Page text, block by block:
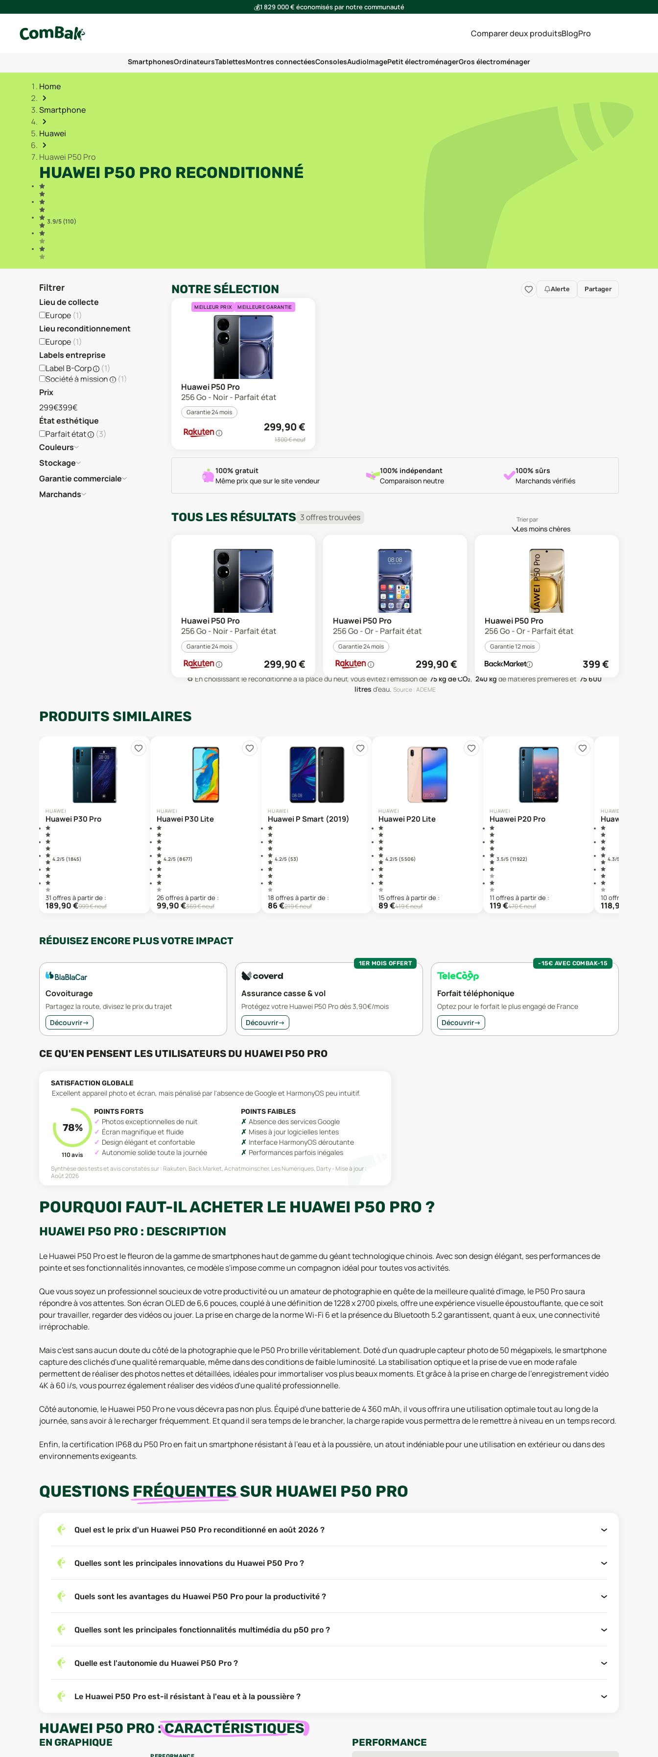
💰1 829 000 € économisés par notre communauté
Comparer deux produitsBlogPro
SmartphonesOrdinateursTablettesMontres connectéesConsolesAudioImagePetit électroménagerGros électroménager
Home
Smartphone
Huawei
Huawei P50 Pro
HUAWEI P50 PRO RECONDITIONNÉ
3.9/5 (110)
Filtrer
Lieu de collecte
Europe (1)
Lieu reconditionnement
Europe (1)
Labels entreprise
Label B-Corp
(1)
Société à mission
(1)
Prix
299€399€
État esthétique
Parfait état
(3)
Couleurs
Stockage
Garantie commerciale
Marchands
NOTRE SÉLECTION Alerte Partager
MEILLEUR PRIX MEILLEURE GARANTIE
Huawei P50 Pro
256 Go - Noir - Parfait état
Garantie 24 mois
299,90€
1300€ neuf
100% gratuit
Même prix que sur le site vendeur
100% indépendant
Comparaison neutre
100% sûrs
Marchands vérifiés
TOUS LES RÉSULTATS 3offrestrouvées Trier par
Les moins chères
Huawei P50 Pro
256 Go - Noir - Parfait état
Garantie 24 mois
299,90€
Huawei P50 Pro
256 Go - Or - Parfait état
Garantie 24 mois
299,90€
Huawei P50 Pro
256 Go - Or - Parfait état
Garantie 12 mois
399€
♻️ En choisissant le reconditionné à la place du neuf, vous évitez l'émission de 75 kg de CO₂, 240 kg de matières premièreset 75 600
litres d'eau. Source : ADEME
PRODUITS SIMILAIRES
HUAWEI
Huawei P30 Pro
4.2/5 (1 845)
31 offresà partir de :
189,90€999€ neuf
HUAWEI
Huawei P30 Lite
4.2/5 (8 677)
26offresà partir de :
99,90€369€ neuf
HUAWEI
Huawei P Smart (2019)
4.2/5 (53)
18 offresà partir de :
86€219€ neuf
HUAWEI
Huawei P20 Lite
4.2/5 (5 506)
15 offresà partir de :
89€419€ neuf
HUAWEI
Huawei P20 Pro
3.5/5 (11 922)
11 offresà partir de :
119€470€ neuf
HUAWEI
Huawei P30
4.3/5 (
10 offre
118,99
RÉDUISEZ ENCORE PLUS VOTRE IMPACT
Covoiturage
Partagez la route, divisez le prix du trajet
Découvrir→
1ER MOIS OFFERT
Assurance casse & vol
Protégez votre Huawei P50 Pro dès 3,90€/mois
Découvrir→
-15€ AVEC COMBAK-15
Forfait téléphonique
Optez pour le forfait le plus engagé de France
Découvrir→
CE QU'EN PENSENT LES UTILISATEURS DU HUAWEI P50 PRO
SATISFACTION GLOBALE
Excellent appareil photo et écran, mais pénalisé par l'absence de Google et HarmonyOS peu intuitif.
78%
110avis
POINTS FORTS
Photos exceptionnelles de nuit
Écran magnifique et fluide
Design élégant et confortable
Autonomie solide toute la journée
POINTS FAIBLES
Absence des services Google
Mises à jour logicielles lentes
Interface HarmonyOS déroutante
Performances parfois inégales
Synthèse des tests et avis constatés sur : Rakuten, Back Market, Achatmoinscher, Les Numériques, Darty Mise à jour :
Août 2026
POURQUOI FAUT-IL ACHETER LE HUAWEI P50 PRO ?
HUAWEI P50 PRO : DESCRIPTION
Le Huawei P50 Pro est le fleuron de la gamme de smartphones haut de gamme du géant technologique chinois. Avec son design élégant, ses performances de
pointe et ses fonctionnalités innovantes, ce modèle s'impose comme un compagnon idéal pour toutes vos activités.
Que vous soyez un professionnel soucieux de votre productivité ou un amateur de photographie en quête de la meilleure qualité d'image, le P50 Pro saura
répondre à vos attentes. Son écran OLED de 6,6 pouces, couplé à une définition de 1228 x 2700 pixels, offre une expérience visuelle époustouflante, que ce soit
pour travailler, regarder des vidéos ou jouer. La prise en charge de la norme Wi-Fi 6 et la présence du Bluetooth 5.2 garantissent, quant à eux, une connectivité
irréprochable.
Mais c'est sans aucun doute du côté de la photographie que le P50 Pro brille véritablement. Doté d'un quadruple capteur photo de 50 mégapixels, le smartphone
capture des clichés d'une qualité remarquable, même dans des conditions de faible luminosité. La stabilisation optique et la prise de vue en mode rafale
permettent de réaliser des photos nettes et détaillées, idéales pour immortaliser vos plus beaux moments. Et grâce à la prise en charge de l'enregistrement vidéo
4K à 60 i/s, vous pourrez également réaliser des vidéos d'une qualité professionnelle.
Côté autonomie, le Huawei P50 Pro ne vous décevra pas non plus. Équipé d'une batterie de 4 360 mAh, il vous offrira une utilisation optimale tout au long de la
journée, sans avoir à le recharger fréquemment. Et quand il sera temps de le brancher, la charge rapide vous permettra de le remettre à niveau en un temps record.
Enfin, la certification IP68 du P50 Pro en fait un smartphone résistant à l'eau et à la poussière, un atout indéniable pour une utilisation en extérieur ou dans des
environnements exigeants.
QUESTIONS FRÉQUENTES SUR HUAWEI P50 PRO
Quel est le prix d'un Huawei P50 Pro reconditionné en août 2026 ?
Quelles sont les principales innovations du Huawei P50 Pro ?
Quels sont les avantages du Huawei P50 Pro pour la productivité ?
Quelles sont les principales fonctionnalités multimédia du p50 pro ?
Quelle est l'autonomie du Huawei P50 Pro ?
Le Huawei P50 Pro est-il résistant à l'eau et à la poussière ?
HUAWEI P50 PRO :CARACTÉRISTIQUES
EN GRAPHIQUE PERFORMANCE